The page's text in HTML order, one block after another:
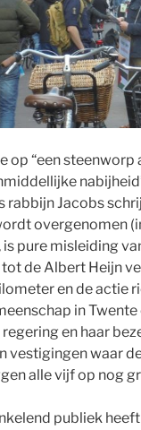
op “een
rabbijn Jacobs
overgenomen
is pure misleiding
de Albert Heijn
en de actie
in
regering en haar
vestigingen waar
alle vijf op nog
publiek